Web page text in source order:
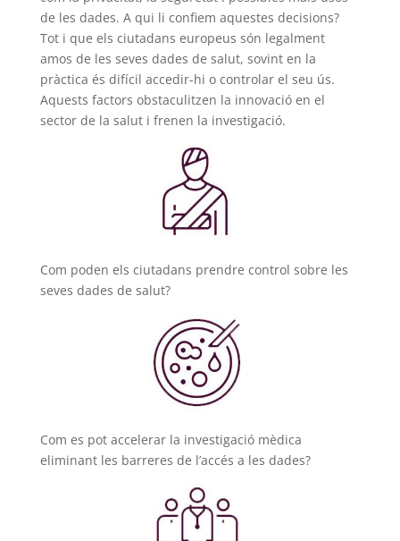
de les dades. A qui li confiem aquestes decisions?
Tot i que els ciutadans europeus són legalment
amos de les seves dades de salut, sovint en la
pràctica és difícil accedir-hi o controlar el seu ús.
Aquests factors obstaculitzen la innovació en el
sector de la salut i frenen la investigació.
Com poden els ciutadans prendre control sobre les
seves dades de salut?
Com es pot accelerar la investigació mèdica
eliminant les barreres de l’accés a les dades?